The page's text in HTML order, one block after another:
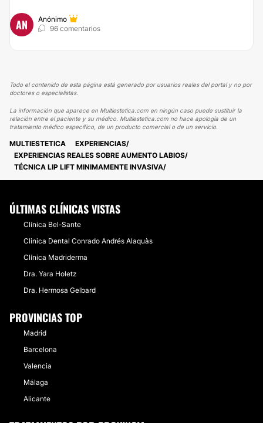
AN
Anónimo
96 comentarios
Todo el contenido de esta página está generado por usuarios reales del portal y no por
doctores o especialistas.
La información que aparece en Multiestetica.com en ningún caso puede sustituir la
relación entre el paciente y su médico. Multiestetica.com no hace apología de un
tratamiento médico específico, de un producto comercial o de un servicio.
MULTIESTETICA
EXPERIENCIAS
EXPERIENCIAS REALES SOBRE AUMENTO LABIOS
TÉCNICA LIP LIFT MINIMAMENTE INVASIVA
ÚLTIMAS CLÍNICAS VISTAS
Clínica Bel-Sante
Clinica Dental Conrado Andrés Alaquàs
Clínica Madriderma
Dra. Yara Holetz
Dra. Hermosa Gelbard
PROVINCIAS TOP
Madrid
Barcelona
Valencia
Málaga
Alicante